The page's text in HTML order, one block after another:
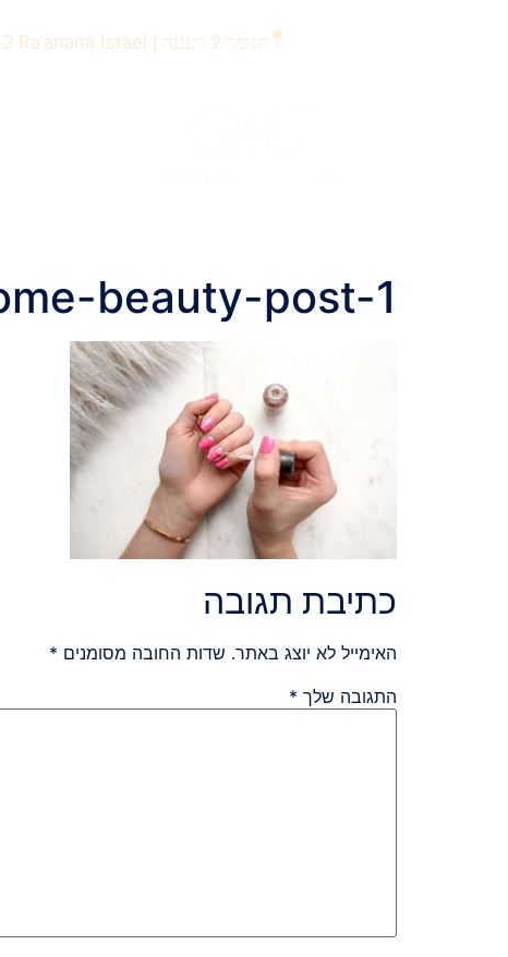
הנופר 2 רעננה | Ha'nofar 2 Ra'anana Israel
beauty-post-1
כתיבת תגובה
האימייל לא יוצג באתר. שדות החובה מסומנים *
התגובה שלך *